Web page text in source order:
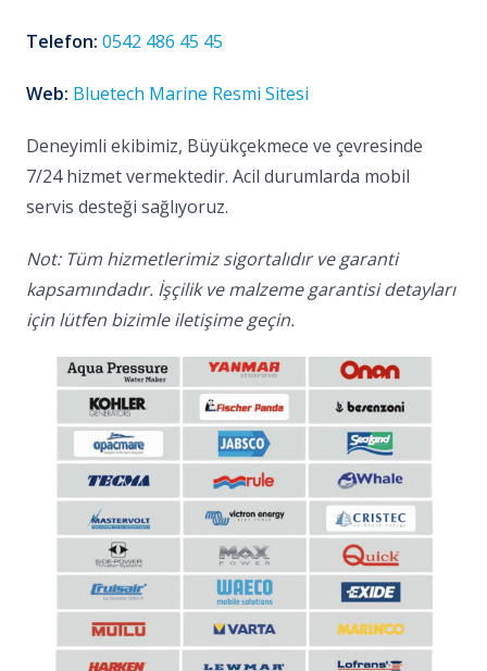
Telefon: 0542 486 45 45
Web: Bluetech Marine Resmi Sitesi
Deneyimli ekibimiz, Büyükçekmece ve çevresinde
7/24 hizmet vermektedir. Acil durumlarda mobil
servis desteği sağlıyoruz.
Not: Tüm hizmetlerimiz sigortalıdır ve garanti
kapsamındadır. İşçilik ve malzeme garantisi detayları
için lütfen bizimle iletişime geçin.